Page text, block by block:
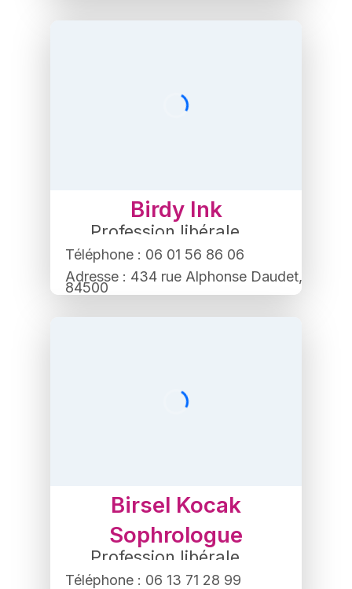
Birdy Ink
Profession libérale
Tatouage
Téléphone : 06 01 56 86 06
Adresse : 434 rue Alphonse Daudet,
84500
Birsel Kocak
Sophrologue
Profession libérale
Thérapeute
Téléphone : 06 13 71 28 99